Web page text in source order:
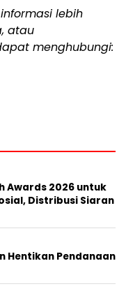
lebih
atau
menghubungi:
Awards 2026 untuk
Distribusi Siaran
Hentikan Pendanaan